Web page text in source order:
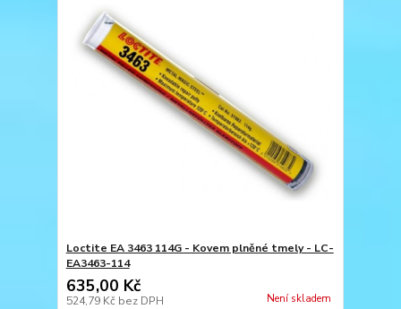
Loctite EA 3463 114G - Kovem plněné tmely - LC-
EA3463-114
635,00 Kč
524,79 Kč bez DPH Není skladem